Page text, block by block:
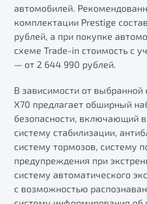
автомобилей.
комплектации Prestige
рублей, а при покупке
схеме Trade-in стоимость с
— от 2 644 990 рублей.
В зависимости от
X70 предлагает обширный
безопасности, включающий
систему стабилизации,
систему тормозов, систему
предупреждения при
систему автоматического
с возможностью